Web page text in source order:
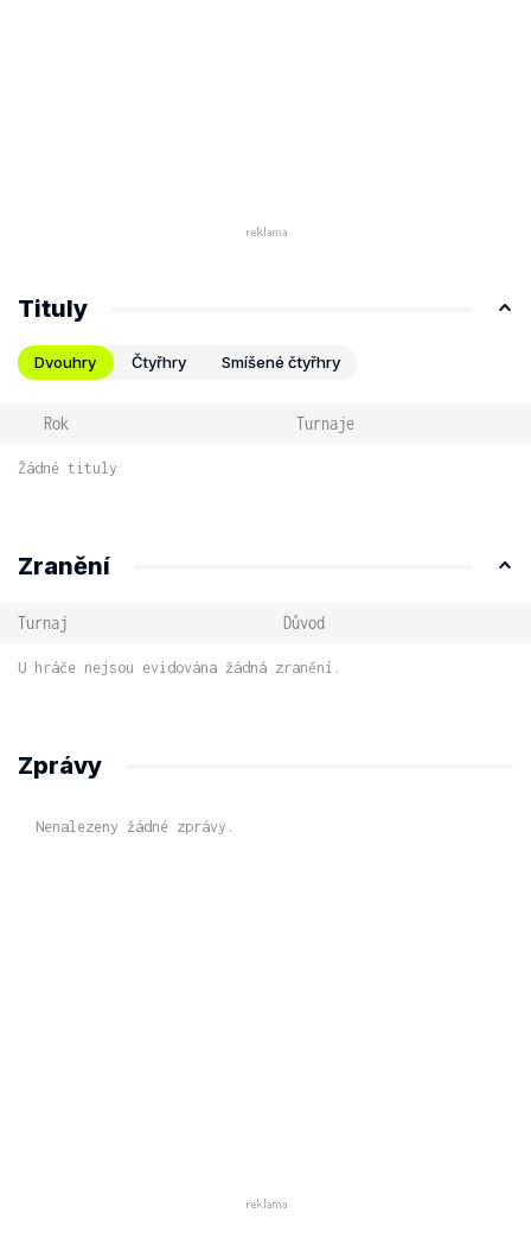
Tituly
Dvouhry Čtyřhry Smíšené čtyřhry
Rok Turnaje
Žádné tituly
Zranění
Turnaj Důvod
U hráče nejsou evidována žádná zranění.
Zprávy
Nenalezeny žádné zprávy.